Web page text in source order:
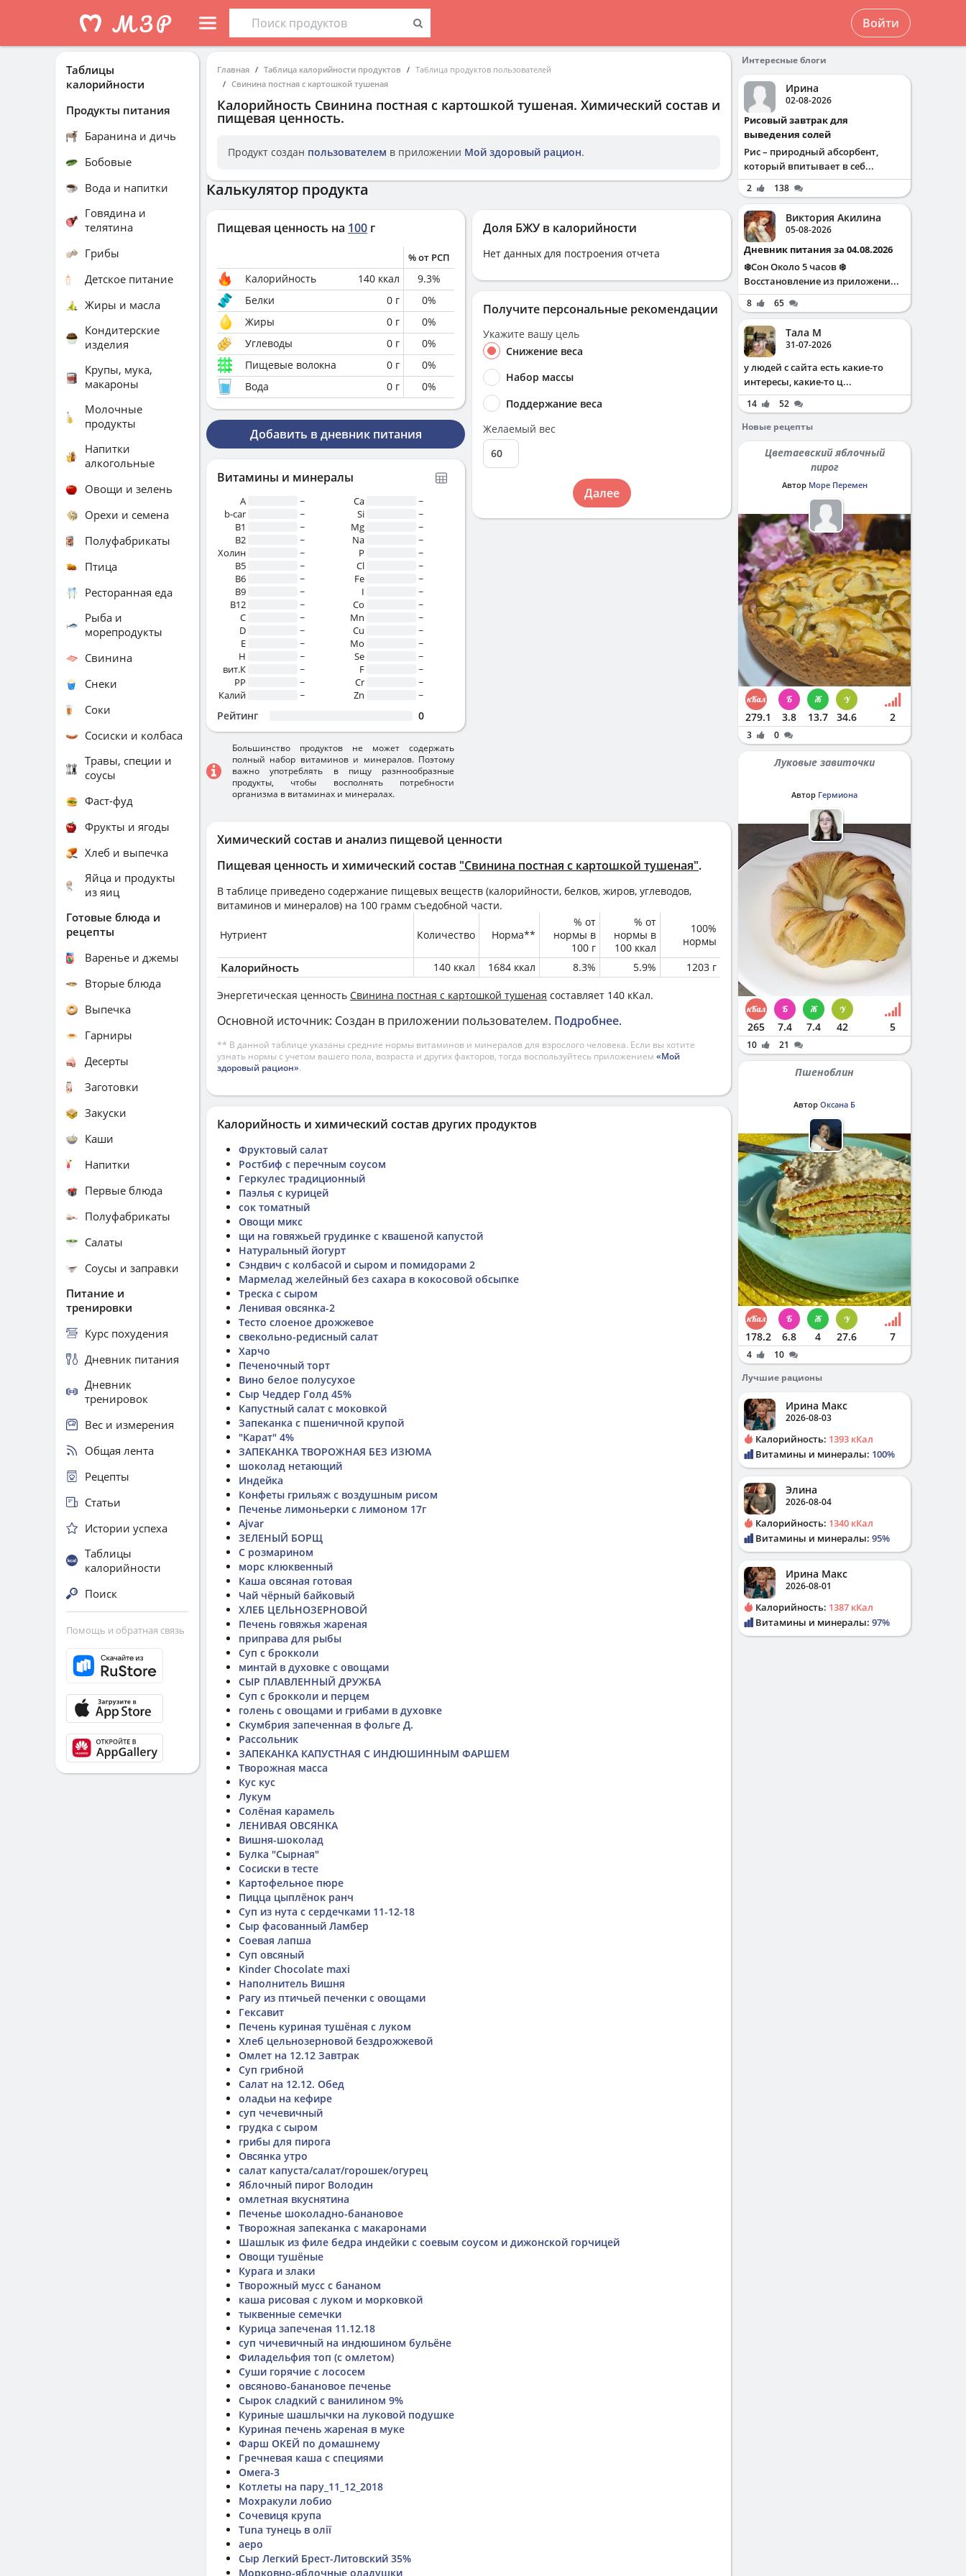
Войти
Главная Таблица калорийности продуктов
Таблица продуктов пользователей
Свинина постная с картошкой тушеная
Калорийность Свинина постная с картошкой тушеная. Химический состав и
пищевая ценность.
Продукт создан пользователем в приложении Мой здоровый рацион.
Химический состав и анализ пищевой ценности
Пищевая ценность и химический состав "Свинина постная с картошкой тушеная".
В таблице приведено содержание пищевых веществ (калорийности, белков, жиров, углеводов,
витаминов и минералов) на 100 грамм съедобной части.
Нутриент Количество Норма**
% от
нормы в
100 г
% от
нормы в
100 ккал
100%
нормы
Калорийность 140 ккал 1684 ккал 8.3% 5.9% 1203 г
Энергетическая ценность Свинина постная с картошкой тушеная составляет 140 кКал.
Основной источник: Создан в приложении пользователем. Подробнее.
** В данной таблице указаны средние нормы витаминов и минералов для взрослого человека. Если вы хотите
узнать нормы с учетом вашего пола, возраста и других факторов, тогда воспользуйтесь приложением «Мой
здоровый рацион».
Калькулятор продукта
Пищевая ценность на 100 г
% от РСП
Калорийность 140 ккал 9.3%
Белки
0 г 0%
Жиры
0 г 0%
Углеводы
0 г 0%
Пищевые волокна
0 г 0%
Вода
0 г 0%
Добавить в дневник питания
Витамины и минералы
A
~
b-car
~
В1
~
B2
~
Холин
~
B5
~
B6
~
B9
~
B12
~
C
~
D
~
E
~
H
~
вит.К
~
PP
~
Калий
~
Ca
~
Si
~
Mg
~
Na
~
P
~
Cl
~
Fe
~
I
~
Co
~
Mn
~
Cu
~
Mo
~
Se
~
F
~
Cr
~
Zn
~
Рейтинг 0
Большинство продуктов не может содержать
полный набор витаминов и минералов. Поэтому
важно употреблять в пищу разннообразные
продукты, чтобы восполнять потребности
организма в витаминах и минералах.
Доля БЖУ в калорийности
Нет данных для построения отчета
Получите персональные рекомендации
Укажите вашу цель
Снижение веса
Набор массы
Поддержание веса
Желаемый вес
Далее
Калорийность и химический состав других продуктов
Фруктовый салат
Ростбиф с перечным соусом
Геркулес традиционный
Паэлья с курицей
сок томатный
Овощи микс
щи на говяжьей грудинке с квашеной капустой
Натуральный йогурт
Сэндвич с колбасой и сыром и помидорами 2
Мармелад желейный без сахара в кокосовой обсыпке
Треска с сыром
Ленивая овсянка-2
Тесто слоеное дрожжевое
свекольно-редисный салат
Харчо
Печеночный торт
Вино белое полусухое
Сыр Чеддер Голд 45%
Капустный салат с моковкой
Запеканка с пшеничной крупой
"Карат" 4%
ЗАПЕКАНКА ТВОРОЖНАЯ БЕЗ ИЗЮМА
шоколад нетающий
Индейка
Конфеты грильяж с воздушным рисом
Печенье лимоньерки с лимоном 17г
Ajvar
ЗЕЛЕНЫЙ БОРЩ
С розмарином
морс клюквенный
Каша овсяная готовая
Чай чёрный байковый
ХЛЕБ ЦЕЛЬНОЗЕРНОВОЙ
Печень говяжья жареная
приправа для рыбы
Суп с брокколи
минтай в духовке с овощами
СЫР ПЛАВЛЕННЫЙ ДРУЖБА
Суп с брокколи и перцем
голень с овощами и грибами в духовке
Скумбрия запеченная в фольге Д.
Рассольник
ЗАПЕКАНКА КАПУСТНАЯ С ИНДЮШИННЫМ ФАРШЕМ
Творожная масса
Кус кус
Лукум
Солёная карамель
ЛЕНИВАЯ ОВСЯНКА
Вишня-шоколад
Булка "Сырная"
Сосиски в тесте
Картофельное пюре
Пицца цыплёнок ранч
Суп из нута с сердечками 11-12-18
Сыр фасованный Ламбер
Соевая лапша
Суп овсяный
Kinder Chocolate maxi
Наполнитель Вишня
Рагу из птичьей печенки с овощами
Гексавит
Печень куриная тушёная с луком
Хлеб цельнозерновой бездрожжевой
Омлет на 12.12 Завтрак
Суп грибной
Салат на 12.12. Обед
оладьи на кефире
суп чечевичный
грудка с сыром
грибы для пирога
Овсянка утро
салат капуста/салат/горошек/огурец
Яблочный пирог Володин
омлетная вкуснятина
Печенье шоколадно-банановое
Творожная запеканка с макаронами
Шашлык из филе бедра индейки с соевым соусом и дижонской горчицей
Овощи тушёные
Курага и злаки
Творожный мусс с бананом
каша рисовая с луком и морковкой
тыквенные семечки
Курица запеченая 11.12.18
суп чичевичный на индюшином бульёне
Филадельфия топ (с омлетом)
Суши горячие с лососем
овсяново-банановое печенье
Сырок сладкий с ванилином 9%
Куриные шашлычки на луковой подушке
Куриная печень жареная в муке
Фарш ОКЕЙ по домашнему
Гречневая каша с специями
Омега-3
Котлеты на пару_11_12_2018
Мохракули лобио
Сочевиця крупа
Tuna тунець в олії
аеро
Сыр Легкий Брест-Литовский 35%
Морковно-яблочные оладушки
Таблицы
калорийности
Продукты питания
Баранина и дичь
Бобовые
Вода и напитки
Говядина и
телятина
Грибы
Детское питание
Жиры и масла
Кондитерские
изделия
Крупы, мука,
макароны
Молочные
продукты
Напитки
алкогольные
Овощи и зелень
Орехи и семена
Полуфабрикаты
Птица
Ресторанная еда
Рыба и
морепродукты
Свинина
Снеки
Соки
Сосиски и колбаса
Травы, специи и
соусы
Фаст-фуд
Фрукты и ягоды
Хлеб и выпечка
Яйца и продукты
из яиц
Готовые блюда и
рецепты
Варенье и джемы
Вторые блюда
Выпечка
Гарниры
Десерты
Заготовки
Закуски
Каши
Напитки
Первые блюда
Полуфабрикаты
Салаты
Соусы и заправки
Питание и
тренировки
Курс похудения
Дневник питания
Дневник
тренировок
Вес и измерения
Общая лента
Рецепты
Статьи
Истории успеха
Таблицы
калорийности
Поиск
Помощь и обратная связь
Интересные блоги
Ирина
02-08-2026
Рисовый завтрак для
выведения солей
Рис – природный абсорбент,
который впитывает в себ...
2 138
Виктория Акилина
05-08-2026
Дневник питания за 04.08.2026
❄️Сон Около 5 часов ❄️
Восстановление из приложени...
8 65
Тала М
31-07-2026
у людей с сайта есть какие-то
интересы, какие-то ц...
14
52
Новые рецепты
Цветаевский яблочный
пирог
Автор Море Перемен
279.1 3.8 13.7 34.6 2
3 0
Луковые завиточки
Автор Гермиона
265 7.4 7.4 42 5
10 21
Пшеноблин
Автор Оксана Б
178.2 6.8 4 27.6 7
4
10
Лучшие рационы
Ирина Макс
2026-08-03
Калорийность: 1393 кКал
Витамины и минералы: 100%
Элина
2026-08-04
Калорийность: 1340 кКал
Витамины и минералы: 95%
Ирина Макс
2026-08-01
Калорийность: 1387 кКал
Витамины и минералы: 97%